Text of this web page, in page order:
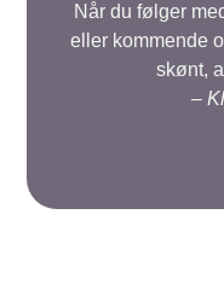
Når du følger
eller kommende
skønt,
–